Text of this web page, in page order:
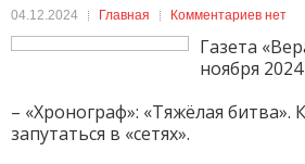
04.12.2024 Главная Комментариев нет
Газета
ноября 2024
– «Хронограф»: «Тяжёлая битва».
запутаться в «сетях».